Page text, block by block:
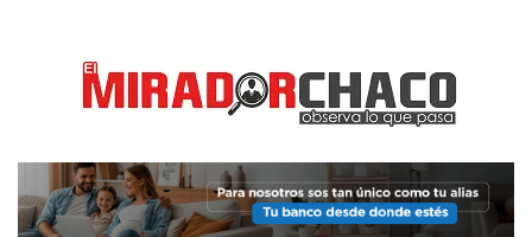
contenido
EL MIRADOR CHACO
Observá lo que pasa